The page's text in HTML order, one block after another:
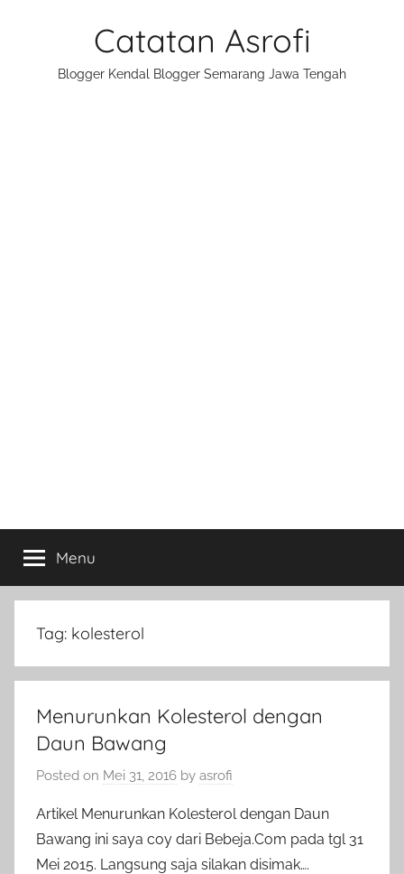
Catatan Asrofi
Blogger Kendal Blogger Semarang Jawa Tengah
Menu
Tag: kolesterol
Menurunkan Kolesterol dengan
Daun Bawang
Posted on Mei 31, 2016 by asrofi
Artikel Menurunkan Kolesterol dengan Daun
Bawang ini saya coy dari Bebeja.Com pada tgl 31
Mei 2015. Langsung saja silakan disimak….